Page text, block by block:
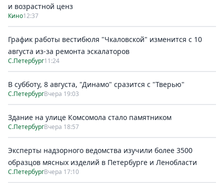
и возрастной ценз
Кино12:37
График работы вестибюля "Чкаловской" изменится с 10
августа из-за ремонта эскалаторов
С.Петербург11:24
В субботу, 8 августа, "Динамо" сразится с "Тверью"
С.ПетербургВчера 19:03
Здание на улице Комсомола стало памятником
С.ПетербургВчера 18:57
Эксперты надзорного ведомства изучили более 3500
образцов мясных изделий в Петербурге и Ленобласти
С.ПетербургВчера 17:10